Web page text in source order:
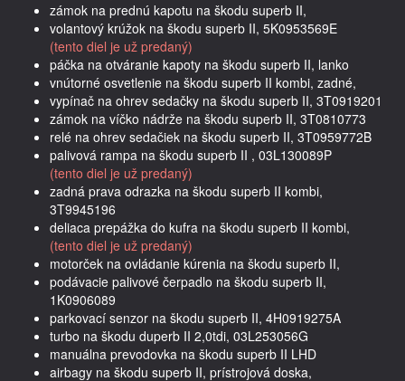
zámok na prednú kapotu na škodu superb II,
volantový krúžok na škodu superb II, 5K0953569E
(tento diel je už predaný)
páčka na otváranie kapoty na škodu superb II, lanko
vnútorné osvetlenie na škodu superb II kombi, zadné,
vypínač na ohrev sedačky na škodu superb II, 3T0919201
zámok na víčko nádrže na škodu superb II, 3T0810773
relé na ohrev sedačiek na škodu superb II, 3T0959772B
palivová rampa na škodu superb II , 03L130089P
(tento diel je už predaný)
zadná prava odrazka na škodu superb II kombi,
3T9945196
deliaca prepážka do kufra na škodu superb II kombi,
(tento diel je už predaný)
motorček na ovládanie kúrenia na škodu superb II,
podávacie palivové čerpadlo na škodu superb II,
1K0906089
parkovací senzor na škodu superb II, 4H0919275A
turbo na škodu duperb II 2,0tdi, 03L253056G
manuálna prevodovka na škodu superb II LHD
airbagy na škodu superb II, prístrojová doska,